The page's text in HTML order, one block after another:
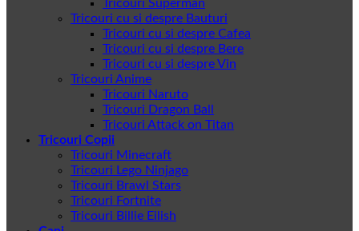
Tricouri Superman
Tricouri cu si despre Bauturi
Tricouri cu si despre Cafea
Tricouri cu si despre Bere
Tricouri cu si despre Vin
Tricouri Anime
Tricouri Naruto
Tricouri Dragon Ball
Tricouri Attack on Titan
Tricouri Copii
Tricouri Minecraft
Tricouri Lego Ninjago
Tricouri Brawl Stars
Tricouri Fortnite
Tricouri Billie Eilish